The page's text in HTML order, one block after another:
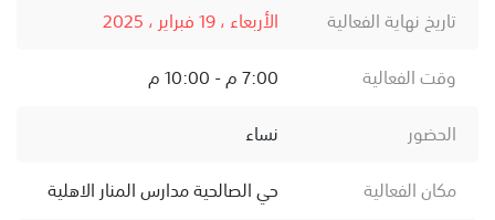
تاريخ نهاية الفعالية
الأربعاء ، 19 فبراير ، 2025
وقت الفعالية
7:00 م - 10:00 م
الحضور
نساء
مكان الفعالية
حي الصالحية مدارس المنار الاهلية